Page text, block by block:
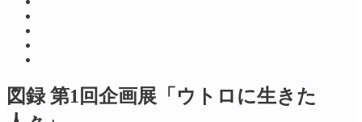
図録 第1回企画展「ウトロに生きた